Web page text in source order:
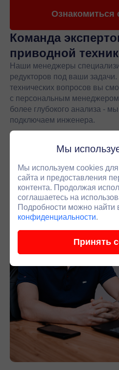
Ознакомиться
Команда
приводной
Наши менеджеры
редукторов под ваши
технических вопросов вы
с персональным
более глубокого анализа -
подключаем инженера.
Мы
Мы используем cookies
сайта и предоставления
контента. Продолжая
соглашаетесь на
Подробности можно найти
конфиденциальности.
Принять